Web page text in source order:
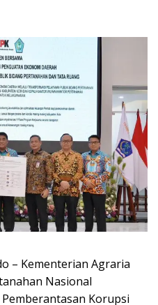
– Kementerian Agraria
Nasional
Korupsi